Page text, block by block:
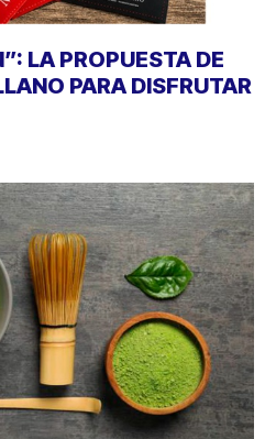
LA PROPUESTA DE
PARA DISFRUTAR